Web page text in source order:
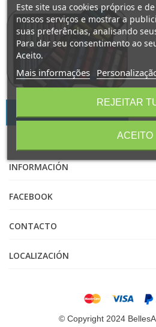
INFORMACIÓN
FACEBOOK
CONTACTO
LOCALIZACIÓN
Este site usa cookies próprios e
nossos serviços e mostrar a
suas preferências, analisando
Para dar seu consentimento ao
Aceito.
Mais informações
REJEITAR
ACEITO
© Copyright 2024